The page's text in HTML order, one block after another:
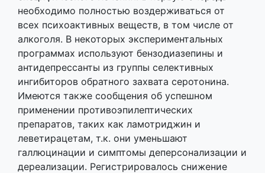
необходимо полностью воздерживаться от
всех психоактивных веществ, в том числе от
алкоголя. В некоторых экспериментальных
программах используют бензодиазепины и
антидепрессанты из группы селективных
ингибиторов обратного захвата серотонина.
Имеются также сообщения об успешном
применении противоэпилептических
препаратов, таких как ламотриджин и
леветирацетам, т.к. они уменьшают
галлюцинации и симптомы деперсонализации и
дереализации. Регистрировалось снижение